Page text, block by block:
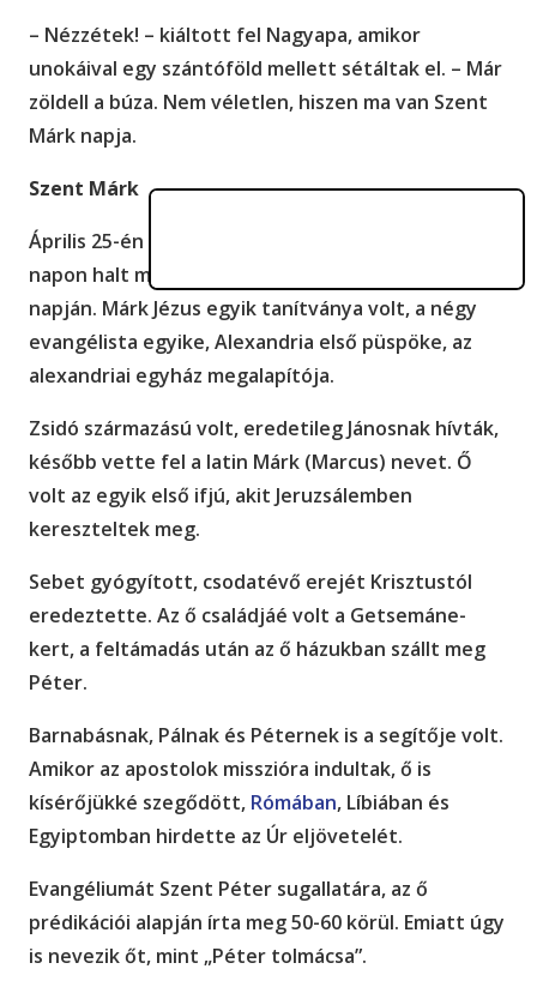
– Nézzétek! – kiáltott fel Nagyapa, amikor
unokáival egy szántóföld mellett sétáltak el. – Már
zöldell a búza. Nem véletlen, hiszen ma van Szent
Márk napja.
Szent Márk
Április 25-én van Szent Márk napja, mivel ezen a
napon halt mártírhalált, méghozzá pont húsvét
napján. Márk Jézus egyik tanítványa volt, a négy
evangélista egyike, Alexandria első püspöke, az
alexandriai egyház megalapítója.
Zsidó származású volt, eredetileg Jánosnak hívták,
később vette fel a latin Márk (Marcus) nevet. Ő
volt az egyik első ifjú, akit Jeruzsálemben
kereszteltek meg.
Sebet gyógyított, csodatévő erejét Krisztustól
eredeztette. Az ő családjáé volt a Getsemáne-
kert, a feltámadás után az ő házukban szállt meg
Péter.
Barnabásnak, Pálnak és Péternek is a segítője volt.
Amikor az apostolok misszióra indultak, ő is
kísérőjükké szegődött, Rómában, Líbiában és
Egyiptomban hirdette az Úr eljövetelét.
Evangéliumát Szent Péter sugallatára, az ő
prédikációi alapján írta meg 50-60 körül. Emiatt úgy
is nevezik őt, mint „Péter tolmácsa”.